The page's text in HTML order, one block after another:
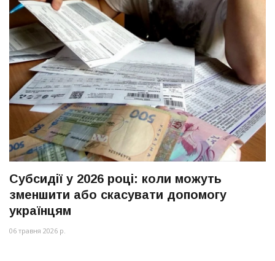
Субсидії у 2026 році: коли можуть
зменшити або скасувати допомогу
українцям
06 травня 2026 р.